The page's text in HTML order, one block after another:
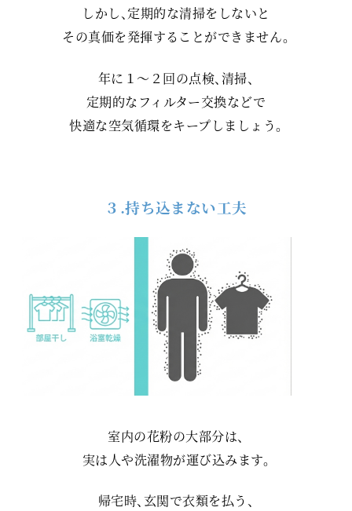
しかし、定期的な清掃をしないと
その真価を発揮することができません。
年に１～２回の点検、清掃、
定期的なフィルター交換などで
快適な空気循環をキープしましょう。
３.持ち込まない工夫
室内の花粉の大部分は、
実は人や洗濯物が運び込みます。
帰宅時、玄関で衣類を払う、